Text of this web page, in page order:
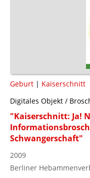
Geburt | Kaiserschnitt
Digitales Objekt /
"Kaiserschnitt: Ja!
Schwangerschaft"
2009
Berliner